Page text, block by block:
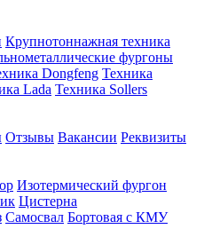
Крупнотоннажная техника
фургоны
Dongfeng Техника
Lada Техника Sollers
Отзывы Вакансии Реквизиты
Изотермический фургон
Цистерна
Самосвал Бортовая с КМУ